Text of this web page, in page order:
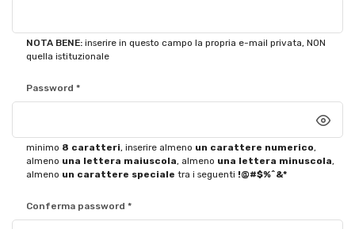
NOTA BENE: inserire in questo campo la propria e-mail privata, NON
quella istituzionale
Password *
minimo 8 caratteri, inserire almeno un carattere numerico,
almeno una lettera maiuscola, almeno una lettera minuscola,
almeno un carattere speciale tra i seguenti !@#$%^&*
Conferma password *